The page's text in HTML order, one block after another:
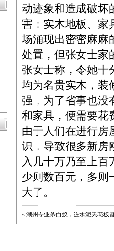
动迹象和造成破坏
害：实木地板、家
场涌现出密密麻麻
处置，但张女士家
张女士称，令她十
均为名贵实木，装
强，为了省事也没
和家具，便需要花
由于人们在进行房
识，导致很多新房
入几十万乃至上百
少则数百元，多则
大了。
« 潮州专业杀白蚁，连水泥天花板